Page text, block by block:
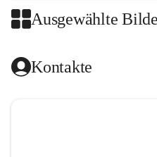
Kirchenmusik, dem
Das kirchenmusikalische
Ausgewählte
Kontakte